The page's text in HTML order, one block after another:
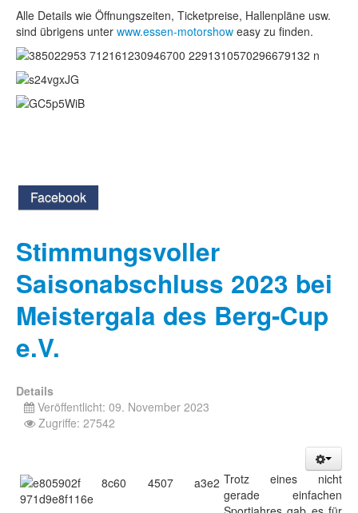
Alle Details wie Öffnungszeiten, Ticketpreise, Hallenpläne usw.
sind übrigens unter www.essen-motorshow easy zu finden.
Facebook
Stimmungsvoller
Saisonabschluss 2023 bei
Meistergala des Berg-Cup
e.V.
Details
Veröffentlicht: 09. November 2023
Zugriffe: 27542
Trotz eines nicht
gerade einfachen